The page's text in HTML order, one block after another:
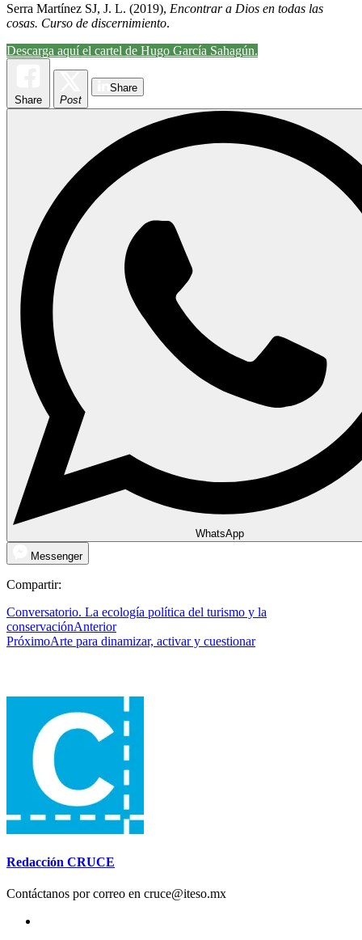
Serra Martínez SJ, J. L. (2019), Encontrar a Dios en todas las
cosas. Curso de discernimiento.
Descarga aquí el cartel de Hugo García Sahagún.
Share Post
Share
WhatsApp
Messenger
Compartir:
Conversatorio. La ecología política del turismo y la
conservaciónAnterior
PróximoArte para dinamizar, activar y cuestionar
Redacción CRUCE
Contáctanos por correo en cruce@iteso.mx